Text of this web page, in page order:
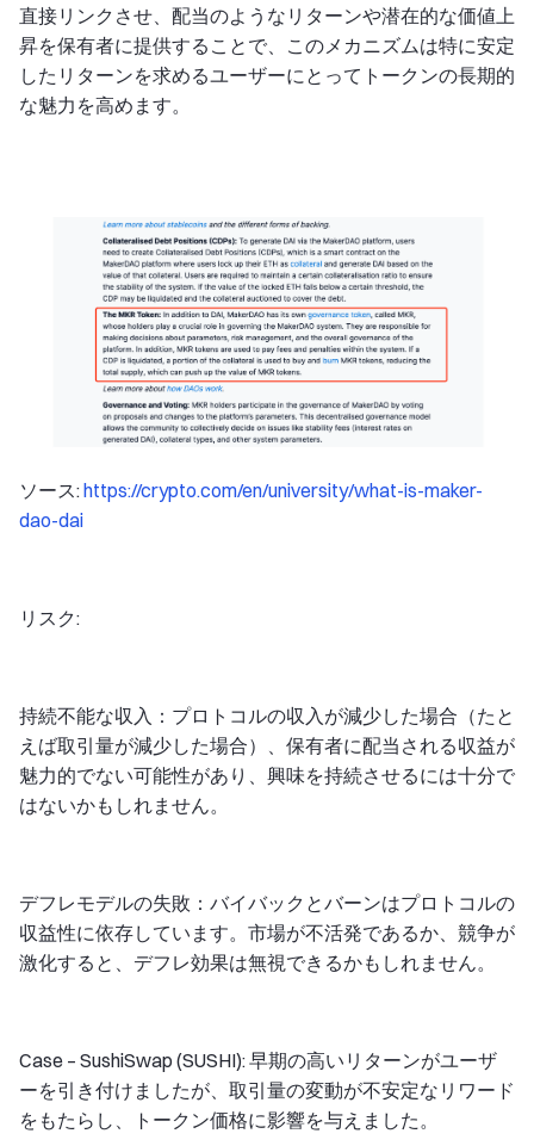
直接リンクさせ、配当のようなリターンや潜在的な価値上
昇を保有者に提供することで、このメカニズムは特に安定
したリターンを求めるユーザーにとってトークンの長期的
な魅力を高めます。
ソース:https://crypto.com/en/university/what-is-maker-
dao-dai
リスク:
持続不能な収入：プロトコルの収入が減少した場合（たと
えば取引量が減少した場合）、保有者に配当される収益が
魅力的でない可能性があり、興味を持続させるには十分で
はないかもしれません。
デフレモデルの失敗：バイバックとバーンはプロトコルの
収益性に依存しています。市場が不活発であるか、競争が
激化すると、デフレ効果は無視できるかもしれません。
Case – SushiSwap (SUSHI): 早期の高いリターンがユーザ
ーを引き付けましたが、取引量の変動が不安定なリワード
をもたらし、トークン価格に影響を与えました。